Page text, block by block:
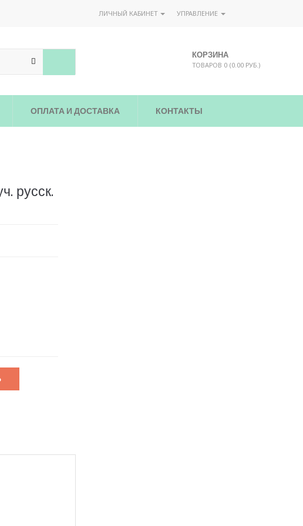
ЛИЧНЫЙ КАБИНЕТ УПРАВЛЕНИЕ
КОРЗИНА
ТОВАРОВ 0 (0.00 РУБ.)
ОПЛАТА И ДОСТАВКА КОНТАКТЫ
русск.